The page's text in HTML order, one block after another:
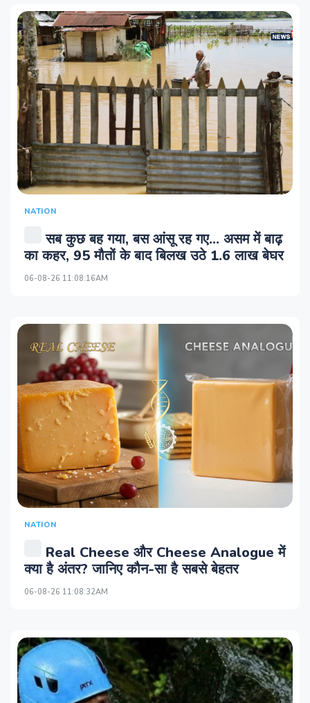
NATION
सब कुछ बह गया, बस आंसू रह गए... असम में बाढ़
का कहर, 95 मौतों के बाद बिलख उठे 1.6 लाख बेघर
06-08-26 11:08:16AM
NATION
Real Cheese और Cheese Analogue में
क्या है अंतर? जानिए कौन-सा है सबसे बेहतर
06-08-26 11:08:32AM